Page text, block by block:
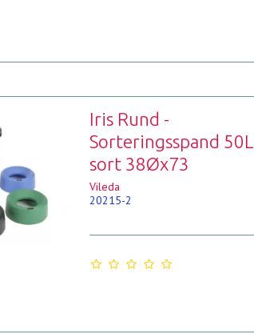
Iris Rund -
Sorteringsspand 50L
sort 38Øx73
Vileda
20215-2